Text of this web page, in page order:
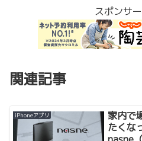
スポンサ
関連記事
iPhoneアプリ
家内で
たくな